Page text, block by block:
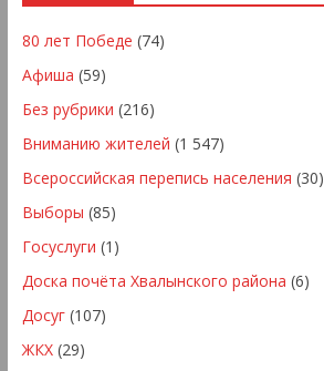
80 лет Победе (74)
Афиша (59)
Без рубрики (216)
Вниманию жителей (1 547)
Всероссийская перепись населения (30)
Выборы (85)
Госуслуги (1)
Доска почёта Хвалынского района (6)
Досуг(107)
ЖКХ(29)